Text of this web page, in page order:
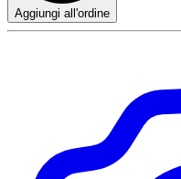
Aggiungi all'ordine